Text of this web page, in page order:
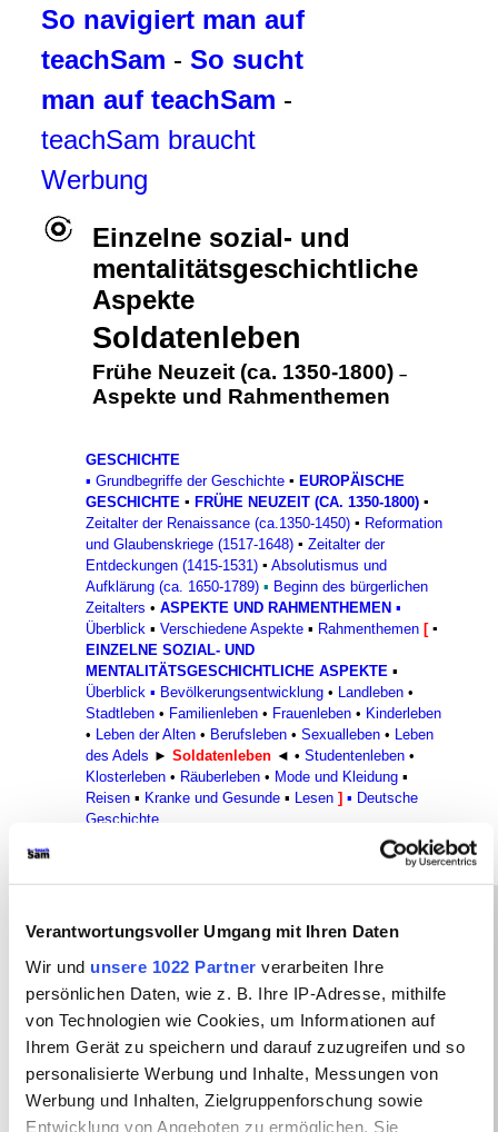
Verantwortungsvoller Umgang mit Ihren Daten
Wir und unsere 1022 Partner verarbeiten Ihre
persönlichen Daten, wie z. B. Ihre IP-Adresse, mithilfe
von Technologien wie Cookies, um Informationen auf
Ihrem Gerät zu speichern und darauf zuzugreifen und so
personalisierte Werbung und Inhalte, Messungen von
Werbung und Inhalten, Zielgruppenforschung sowie
Entwicklung von Angeboten zu ermöglichen. Sie
So navigiert man auf
teachSam - So sucht
man auf teachSam -
teachSam braucht
Werbung
Einzelne sozial- und
mentalitätsgeschichtliche
Aspekte
Soldatenleben
Frühe Neuzeit (ca. 1350-1800) –
Aspekte und Rahmenthemen
GESCHICHTE
▪ Grundbegriffe der Geschichte ▪ EUROPÄISCHE
GESCHICHTE ▪ FRÜHE NEUZEIT (CA. 1350-1800) ▪
Zeitalter der Renaissance (ca.1350-1450) ▪ Reformation
und Glaubenskriege (1517-1648) ▪ Zeitalter der
Entdeckungen (1415-1531) ▪ Absolutismus und
Aufklärung (ca. 1650-1789) ▪ Beginn des bürgerlichen
Zeitalters • ASPEKTE UND RAHMENTHEMEN ▪
Überblick ▪ Verschiedene Aspekte ▪ Rahmenthemen [ ▪
EINZELNE SOZIAL- UND
MENTALITÄTSGESCHICHTLICHE ASPEKTE ▪
Überblick ▪ Bevölkerungsentwicklung • Landleben •
Stadtleben • Familienleben • Frauenleben • Kinderleben
• Leben der Alten • Berufsleben • Sexualleben • Leben
des Adels ► Soldatenleben ◄ • Studentenleben •
Klosterleben • Räuberleben • Mode und Kleidung ▪
Reisen ▪ Kranke und Gesunde ▪ Lesen ] ▪ Deutsche
Geschichte
In diesem Arbeitsbereich zu
einzelnen sozial- und
mentalitätsgeschichtlichen
Aspekten der Frühen Neuzeit
(ca. 1350-1800)können Sie